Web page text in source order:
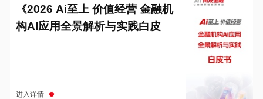
《2026 Ai至上 价值经营 金融机
构AI应用全景解析与实践白皮
进入详情